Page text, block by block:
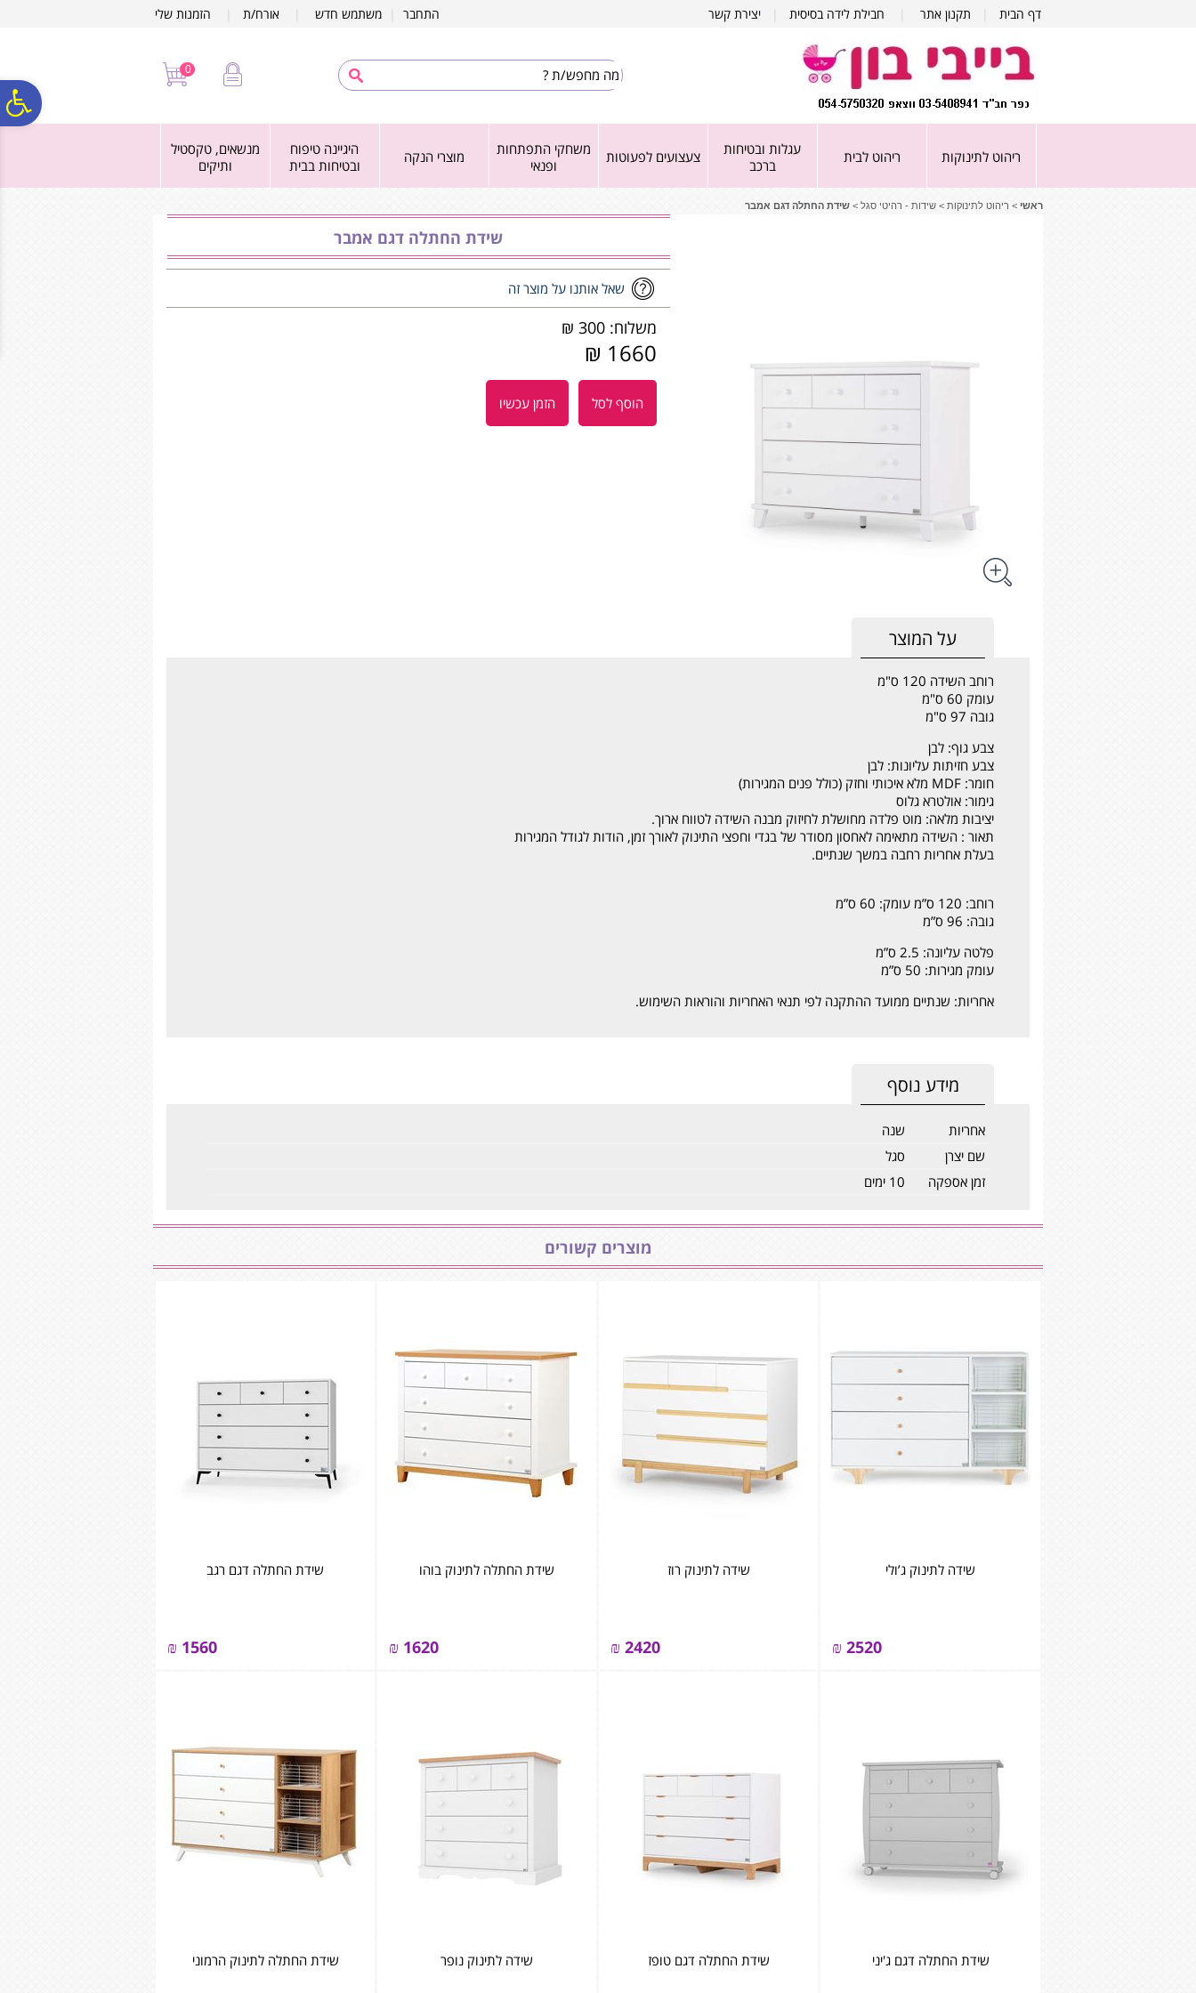
דף הבית תקנון אתר חבילת לידה בסיסית יצירת קשר התחבר משתמש חדש אורח/ת הזמנות שלי
0
ריהוט לתינוקות ריהוט לבית
עגלות ובטיחות
ברכב
צעצועים לפעוטות
משחקי התפתחות
ופנאי
מוצרי הנקה
היגיינה טיפוח
ובטיחות בבית
מנשאים, טקסטיל
ותיקים
ראשי > ריהוט לתינוקות > שידות - רהיטי סגל > שידת החתלה דגם אמבר
שידת החתלה דגם אמבר
שאל אותנו על מוצר זה
משלוח: 300 ₪
1660 ₪
הוסף לסל הזמן עכשיו
על המוצר
רוחב השידה 120 ס"מ
עומק 60 ס"מ
גובה 97 ס"מ
צבע גוף: לבן
צבע חזיתות עליונות: לבן
חומר: MDF מלא איכותי וחזק (כולל פנים המגירות)
גימור: אולטרא גלוס
יציבות מלאה: מוט פלדה מחושלת לחיזוק מבנה השידה לטווח ארוך.
תאור : השידה מתאימה לאחסון מסודר של בגדי וחפצי התינוק לאורך זמן, הודות לגודל המגירות
בעלת אחריות רחבה במשך שנתיים.
רוחב: 120 ס”מ עומק: 60 ס”מ
גובה: 96 ס”מ
פלטה עליונה: 2.5 ס”מ
עומק מגירות: 50 ס”מ
אחריות: שנתיים ממועד ההתקנה לפי תנאי האחריות והוראות השימוש.
מידע נוסף
אחריות
שנה
שם יצרן
סגל
זמן אספקה
10 ימים
מוצרים קשורים
שידה לתינוק ג’ולי
2520
₪
שידה לתינוק רוז
2420
₪
שידת החתלה לתינוק בוהו
1620
₪
שידת החתלה דגם רגב
1560
₪
שידת החתלה דגם ג'יני שידת החתלה דגם טופז שידה לתינוק נופר שידת החתלה לתינוק הרמוני